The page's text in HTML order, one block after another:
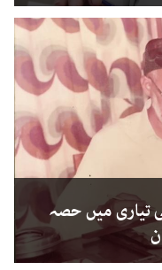
کی تیاری میں حصہ